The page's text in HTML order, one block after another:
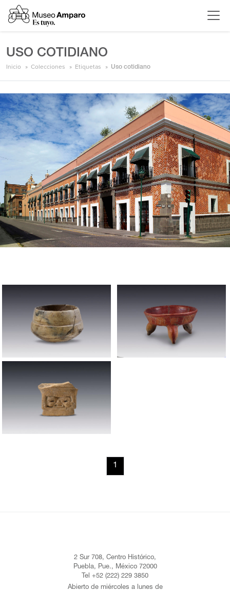
USO COTIDIANO
Inicio Colecciones Etiquetas Uso cotidiano
1
2 Sur 708, Centro Histórico,
Puebla, Pue., México 72000
Tel +52 (222) 229 3850
Abierto de miércoles a lunes de